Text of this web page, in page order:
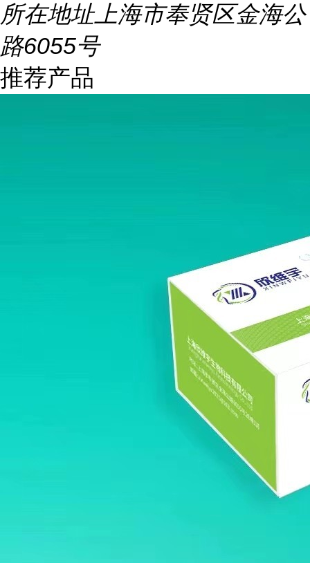
所在地址上海市奉贤区金海公
路6055号
推荐产品